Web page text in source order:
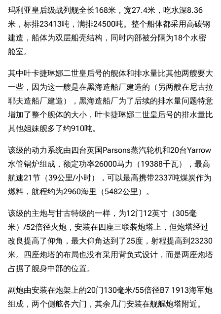
玛利亚皇后级战列舰全长168米，宽27.4米，吃水深8.36
米，标排23413吨，满排24500吨。整个船体都采用高碳钢
建造，船体为双层船壳结构，同时内部被分隔为18个水密
舱室。
其中叶卡捷琳娜二世皇后号的舰体和排水量比其他两艘要大
一些，因为这一艘是在黑海造船厂建造的（另两艘在尼古拉
耶夫造船厂建造），黑海造船厂为了后续的排水量问题特意
增加了整个舰体的大小，叶卡捷琳娜二世皇后号的排水量比
其他姐妹舰多了约910吨。
该级的动力系统由四台英国Parsons蒸汽轮机和20台Yarrow
水管锅炉组成，额定功率26000马力（19388千瓦），最高
航速21节（39公里/小时），可以最高携带2337吨煤炭作为
燃料，航程约为2960海里（5482公里）。
该级的主炮与甘古特级的一样，为12门12英寸（305毫
米）/52倍径火炮，安装在四座三联装炮塔上，但炮塔经过
改良提高了仰角，最大仰角达到了25度，射程提高到23230
米。四座炮塔的布局也没有采用背负式设计，而是两座炮塔
占据了舰身中部的位置。
副炮由安装在炮架上的20门130毫米/55倍径B7 1913海军炮
组成，两个侧舷各六门，其余几门安装在舰艉炮塔附近。